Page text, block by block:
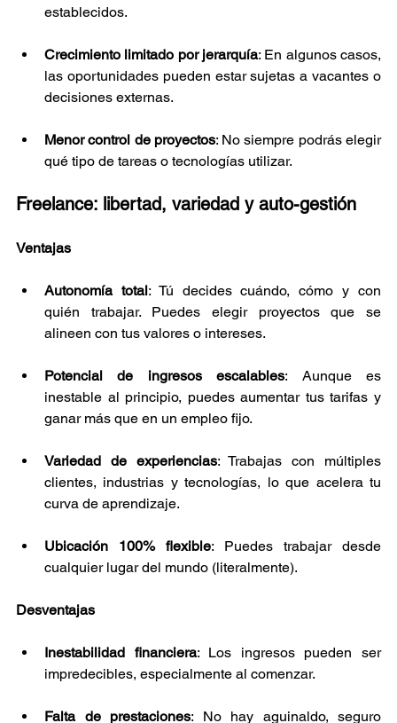
establecidos.
Crecimiento limitado por jerarquía: En algunos casos,
las oportunidades pueden estar sujetas a vacantes o
decisiones externas.
Menor control de proyectos: No siempre podrás elegir
qué tipo de tareas o tecnologías utilizar.
Freelance: libertad, variedad y auto-gestión
Ventajas
Autonomía total: Tú decides cuándo, cómo y con
quién trabajar. Puedes elegir proyectos que se
alineen con tus valores o intereses.
Potencial de ingresos escalables: Aunque es
inestable al principio, puedes aumentar tus tarifas y
ganar más que en un empleo fijo.
Variedad de experiencias: Trabajas con múltiples
clientes, industrias y tecnologías, lo que acelera tu
curva de aprendizaje.
Ubicación 100% flexible: Puedes trabajar desde
cualquier lugar del mundo (literalmente).
Desventajas
Inestabilidad financiera: Los ingresos pueden ser
impredecibles, especialmente al comenzar.
Falta de prestaciones: No hay aguinaldo, seguro